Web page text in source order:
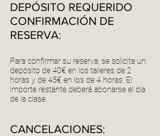
DEPÓSITO REQUERIDO
CONFIRMACIÓN DE
RESERVA:
Para confirmar su reserva, se solicita un
depósito de 40€ en los talleres de 2
horas y de 45€ en los de 4 horas. El
importe restante deberá abonarse el día
de la clase.
CANCELACIONES: